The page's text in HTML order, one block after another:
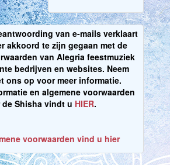
van e-mails verklaart
akkoord te zijn gegaan met de
van Alegria feestmuziek
bedrijven en websites. Neem
ons op voor meer informatie.
en algemene voorwaarden
Shisha vindt u HIER.
voorwaarden vind u hier